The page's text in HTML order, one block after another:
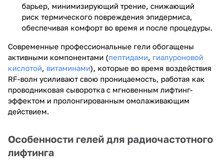
барьер, минимизирующий трение, снижающий
риск термического повреждения эпидермиса,
обеспечивая комфорт во время и после процедуры.
Современные профессиональные гели обогащены
активными компонентами (пептидами, гиалуроновой
кислотой, витаминами), которые во время воздействия
RF-волн усиливают свою проницаемость, работая как
проводниковая сыворотка с мгновенным лифтинг-
эффектом и пролонгированным омолаживающим
действием.
Особенности гелей для радиочастотного
лифтинга